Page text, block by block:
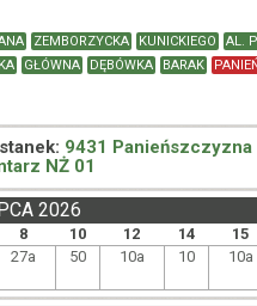
ZEMBORZYCKA KUNICKIEGO AL.
GŁÓWNA DĘBÓWKA BARAK
9431 Panieńszczyzna
NŻ 01
8 10 12 14 15
2026
27a 50 10a 10 10a